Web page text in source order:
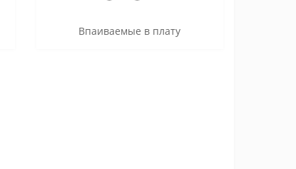
Впаиваемые в плату